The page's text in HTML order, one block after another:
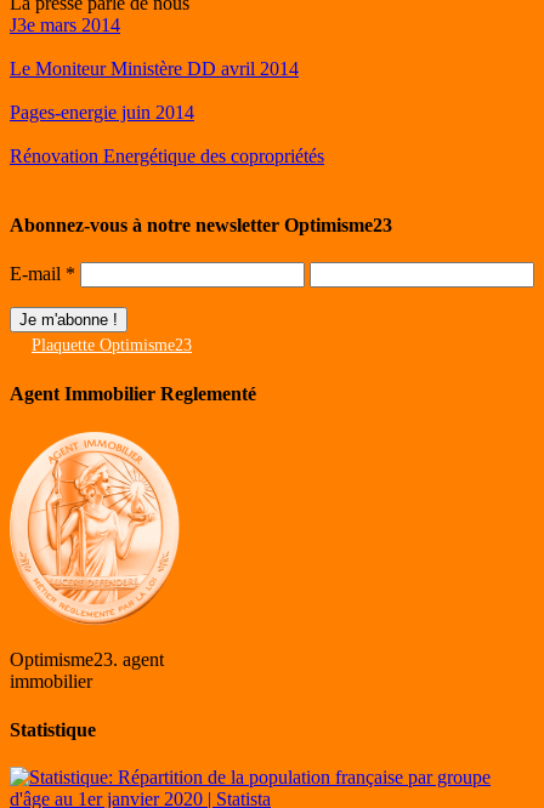
J3e mars 2014
Le Moniteur Ministère DD avril 2014
Pages-energie juin 2014
Rénovation Energétique des copropriétés
Abonnez-vous à notre newsletter Optimisme23
E-mail *
Plaquette Optimisme23
Agent Immobilier Reglementé
Optimisme23. agent
immobilier
Statistique